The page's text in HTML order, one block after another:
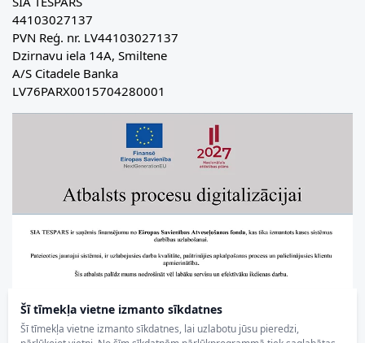
Šī tīmekļa vietne izmanto sīkdatnes
Šī tīmekļa vietne izmanto sīkdatnes, lai uzlabotu jūsu pieredzi,
44103027137
PVN Reģ. nr. LV44103027137
Dzirnavu iela 14A, Smiltene
A/S Citadele Banka
LV76PARX0015704280001